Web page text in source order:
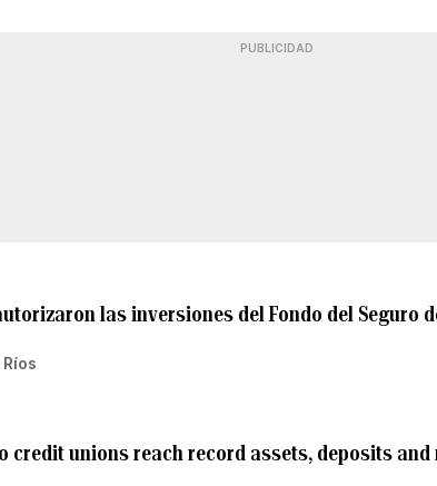
PUBLICIDAD
las inversiones del Fondo del Seguro
credit unions reach record assets, deposits and